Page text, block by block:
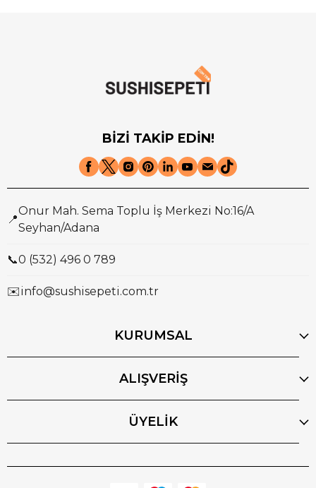
BİZİ TAKİP EDİN!
📍
Onur Mah. Sema Toplu İş Merkezi No:16/A
Seyhan/Adana
📞0 (532) 496 0 789
✉️info@sushisepeti.com.tr
KURUMSAL
ALIŞVERİŞ
ÜYELİK